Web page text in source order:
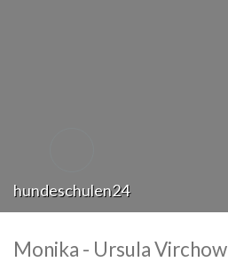
hundeschulen24
Monika - Ursula Virchow